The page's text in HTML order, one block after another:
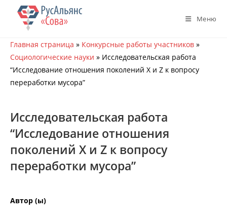
Перейти
содержимому
Меню
Главная страница » Конкурсные работы участников »
Социологические науки » Исследовательская работа
“Исследование отношения поколений X и Z к вопросу
переработки мусора”
Исследовательская работа
“Исследование отношения
поколений X и Z к вопросу
переработки мусора”
Автор (ы)